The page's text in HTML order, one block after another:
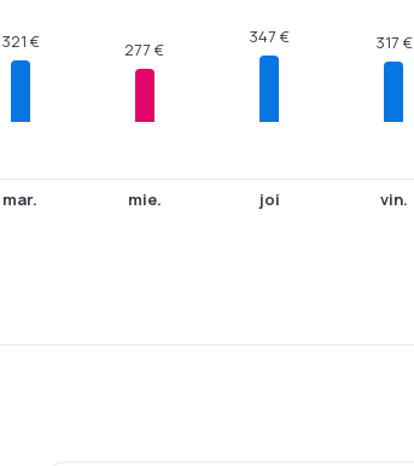
321 €
mar.
277 €
mie.
347 €
joi
317 €
vin.